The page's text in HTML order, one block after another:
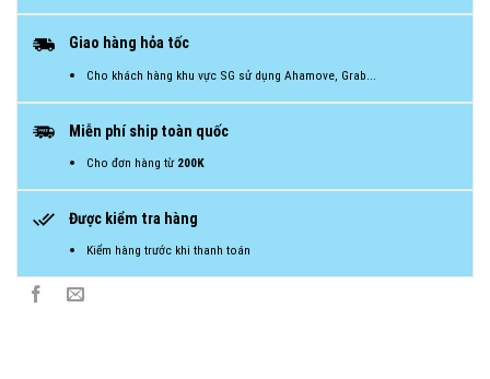
Giao hàng hỏa tốc
Cho khách hàng khu vực SG sử dụng Ahamove, Grab...
Miễn phí ship toàn quốc
Cho đơn hàng từ200K
Được kiểm tra hàng
Kiểm hàng trước khi thanh toán